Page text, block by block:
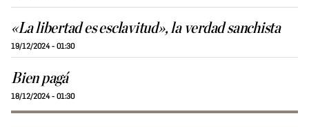
«La libertad es esclavitud», la verdad sanchista
19/12/2024 - 01:30
Bien pagá
18/12/2024 - 01:30